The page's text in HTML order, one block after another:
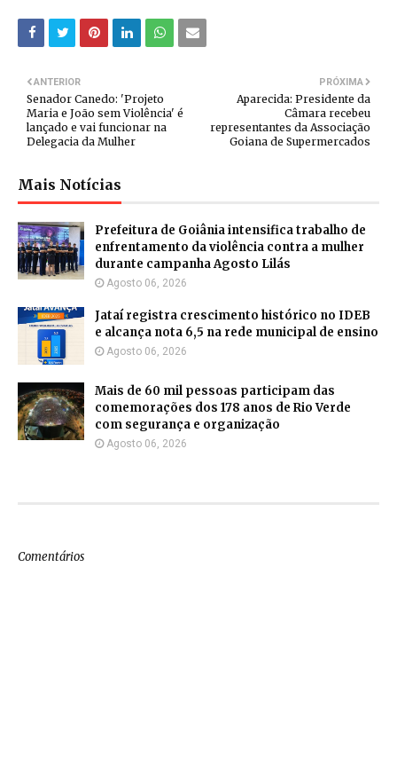
PRÓXIMA
Aparecida: Presidente da
Câmara recebeu
representantes da Associação
Goiana de Supermercados
ANTERIOR
Senador Canedo: 'Projeto
Maria e João sem Violência' é
lançado e vai funcionar na
Delegacia da Mulher
Mais Notícias
Prefeitura de Goiânia intensifica trabalho de
enfrentamento da violência contra a mulher
durante campanha Agosto Lilás
Agosto 06, 2026
Jataí registra crescimento histórico no IDEB
e alcança nota 6,5 na rede municipal de ensino
Agosto 06, 2026
Mais de 60 mil pessoas participam das
comemorações dos 178 anos de Rio Verde
com segurança e organização
Agosto 06, 2026
Comentários